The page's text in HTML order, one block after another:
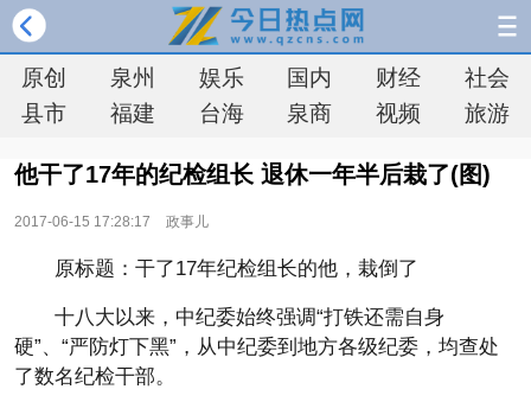
原创 泉州 娱乐 国内 财经
社会
县市
福建 台海 泉商 视频 旅游
他干了17年的纪检组长 退休一年半后栽了(图)
2017-06-15 17:28:17 政事儿
原标题：干了17年纪检组长的他，栽倒了
十八大以来，中纪委始终强调“打铁还需自身
硬”、“严防灯下黑”，从中纪委到地方各级纪委，均查处
了数名纪检干部。